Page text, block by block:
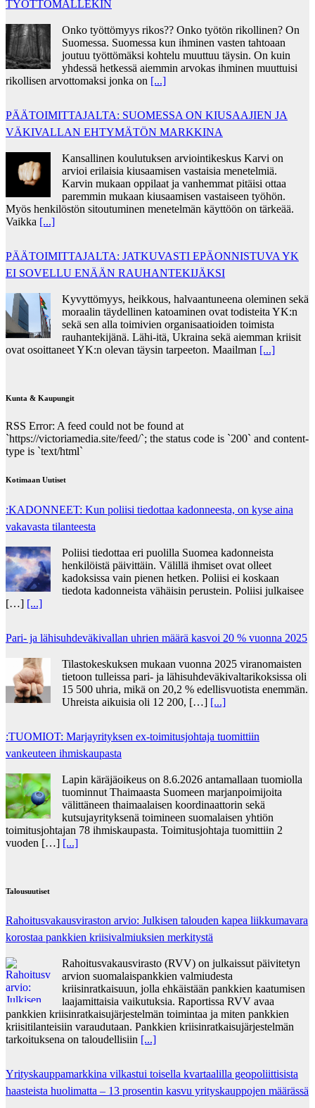
TYÖTTÖMÄLLEKIN
Onko työttömyys rikos?? Onko työtön rikollinen? On
Suomessa. Suomessa kun ihminen vasten tahtoaan
joutuu työttömäksi kohtelu muuttuu täysin. On kuin
yhdessä hetkessä aiemmin arvokas ihminen muuttuisi
rikollisen arvottomaksi jonka on [...]
PÄÄTOIMITTAJALTA: SUOMESSA ON KIUSAAJIEN JA
VÄKIVALLAN EHTYMÄTÖN MARKKINA
Kansallinen koulutuksen arviointikeskus Karvi on
arvioi erilaisia kiusaamisen vastaisia menetelmiä.
Karvin mukaan oppilaat ja vanhemmat pitäisi ottaa
paremmin mukaan kiusaamisen vastaiseen työhön.
Myös henkilöstön sitoutuminen menetelmän käyttöön on tärkeää.
Vaikka [...]
PÄÄTOIMITTAJALTA: JATKUVASTI EPÄONNISTUVA YK
EI SOVELLU ENÄÄN RAUHANTEKIJÄKSI
Kyvyttömyys, heikkous, halvaantuneena oleminen sekä
moraalin täydellinen katoaminen ovat todisteita YK:n
sekä sen alla toimivien organisaatioiden toimista
rauhantekijänä. Lähi-itä, Ukraina sekä aiemman kriisit
ovat osoittaneet YK:n olevan täysin tarpeeton. Maailman [...]
Kunta & Kaupungit
RSS Error: A feed could not be found at
`https://victoriamedia.site/feed/`; the status code is `200` and content-
type is `text/html`
Kotimaan Uutiset
:KADONNEET: Kun poliisi tiedottaa kadonneesta, on kyse aina
vakavasta tilanteesta
Poliisi tiedottaa eri puolilla Suomea kadonneista
henkilöistä päivittäin. Välillä ihmiset ovat olleet
kadoksissa vain pienen hetken. Poliisi ei koskaan
tiedota kadonneista vähäisin perustein. Poliisi julkaisee
[…] [...]
Pari- ja lähisuhdeväkivallan uhrien määrä kasvoi 20 % vuonna 2025
Tilastokeskuksen mukaan vuonna 2025 viranomaisten
tietoon tulleissa pari- ja lähisuhdeväkivaltarikoksissa oli
15 500 uhria, mikä on 20,2 % edellisvuotista enemmän.
Uhreista aikuisia oli 12 200, […] [...]
:TUOMIOT: Marjayrityksen ex-toimitusjohtaja tuomittiin
vankeuteen ihmiskaupasta
Lapin käräjäoikeus on 8.6.2026 antamallaan tuomiolla
tuominnut Thaimaasta Suomeen marjanpoimijoita
välittäneen thaimaalaisen koordinaattorin sekä
kutsujayrityksenä toimineen suomalaisen yhtiön
toimitusjohtajan 78 ihmiskaupasta. Toimitusjohtaja tuomittiin 2
vuoden […] [...]
Talousuutiset
Rahoitusvakausviraston arvio: Julkisen talouden kapea liikkumavara
korostaa pankkien kriisivalmiuksien merkitystä
Rahoitusvakausvirasto (RVV) on julkaissut päivitetyn
arvion suomalaispankkien valmiudesta
kriisinratkaisuun, jolla ehkäistään pankkien kaatumisen
laajamittaisia vaikutuksia. Raportissa RVV avaa
pankkien kriisinratkaisujärjestelmän toimintaa ja miten pankkien
kriisitilanteisiin varaudutaan. Pankkien kriisinratkaisujärjestelmän
tarkoituksena on taloudellisiin [...]
Yrityskauppamarkkina vilkastui toisella kvartaalilla geopoliittisista
haasteista huolimatta – 13 prosentin kasvu yrityskauppojen määrässä